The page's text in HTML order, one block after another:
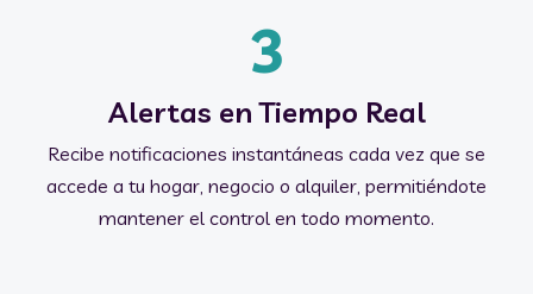
3
Alertas en Tiempo Real
Recibe notificaciones instantáneas cada vez que se
accede a tu hogar, negocio o alquiler, permitiéndote
mantener el control en todo momento.